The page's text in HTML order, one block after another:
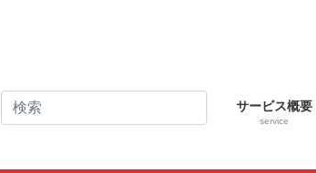
サービス概要
service